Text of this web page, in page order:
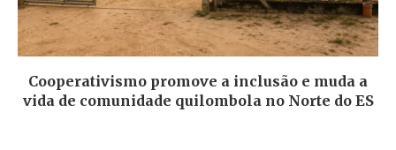
Cooperativismo promove a inclusão e muda a
vida de comunidade quilombola no Norte do ES